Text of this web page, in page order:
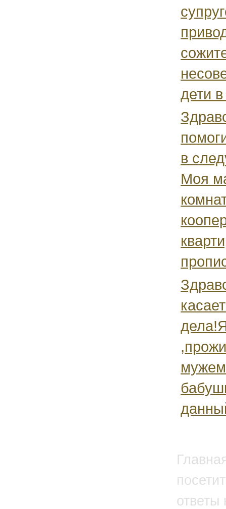
дети
в
Моя
мужем
ответы